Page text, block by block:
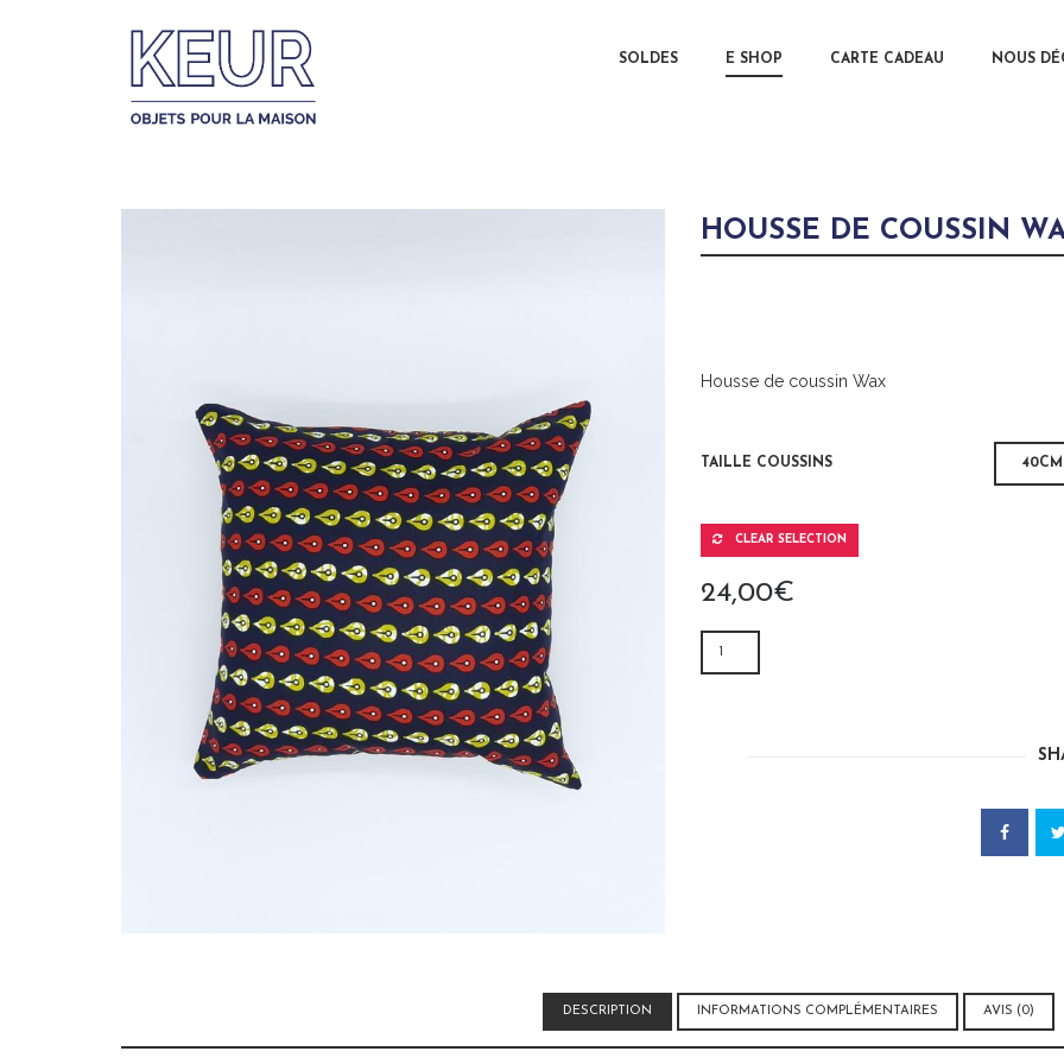
SKIP TO
SKIP TO
SOLDES E SHOP CARTE CADEAU NOUS
HOUSSE DE COUSSIN
Housse de coussin Wax
TAILLE COUSSINS
CLEAR SELECTION
24,00€
DESCRIPTION INFORMATIONS COMPLÉMENTAIRES AVIS (0)